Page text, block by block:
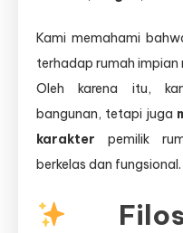
Kami memahami
terhadap rumah impian
Oleh karena itu,
bangunan, tetapi juga
karakter pemilik
berkelas dan fungsional.